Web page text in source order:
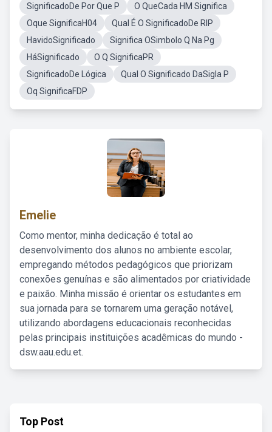
SignificadoDe Por Que P
O QueCada HM Significa
Oque SignificaH04
Qual É O SignificadoDe RIP
HavidoSignificado
Significa OSimbolo Q Na Pg
HáSignificado
O Q SignificaPR
SignificadoDe Lógica
Qual O Significado DaSigla P
Oq SignificaFDP
Emelie
Como mentor, minha dedicação é total ao
desenvolvimento dos alunos no ambiente escolar,
empregando métodos pedagógicos que priorizam
conexões genuínas e são alimentados por criatividade
e paixão. Minha missão é orientar os estudantes em
sua jornada para se tornarem uma geração notável,
utilizando abordagens educacionais reconhecidas
pelas principais instituições acadêmicas do mundo -
dsw.aau.edu.et.
Top Post